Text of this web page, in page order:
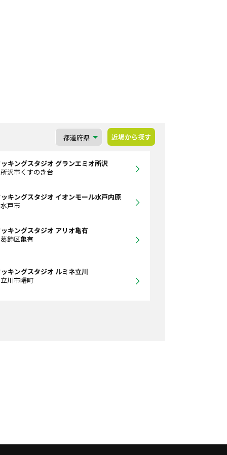
近場から探す
キングスタジオ グランエミオ所沢
沢市くすのき台
キングスタジオ イオンモール水戸内原
戸市
キングスタジオ アリオ亀有
飾区亀有
キングスタジオ ルミネ立川
川市曙町